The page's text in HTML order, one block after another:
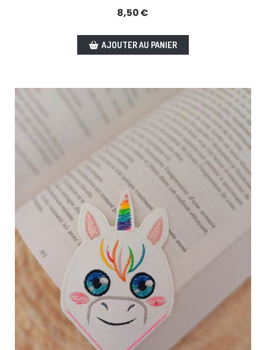
8,50€
AJOUTER AU PANIER